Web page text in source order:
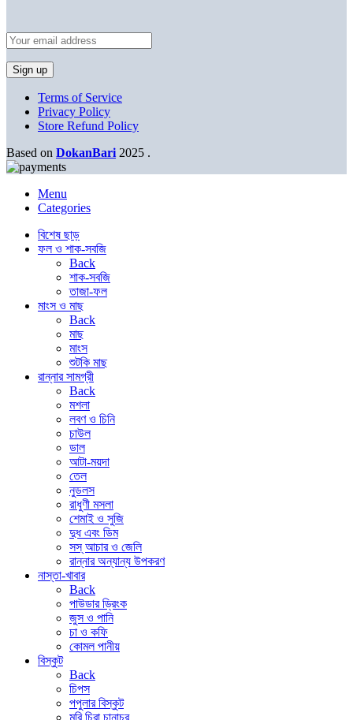
Terms of Service
Privacy Policy
Store Refund Policy
Based on DokanBari 2025 .
Menu
Categories
বিশেষ ছাড়
ফল ও শাক-সবজি
Back
শাক-সবজি
তাজা-ফল
মাংস ও মাছ
Back
মাছ
মাংস
শুটকি মাছ
রান্নার সামগ্রী
Back
মশলা
লবণ ও চিনি
চাউল
ডাল
আটা-ময়দা
তেল
নুডলস
রাধুণী মসলা
শেমাই ও সুজি
দুধ এবং ডিম
সস্ আচার ও জেলি
রান্নার অন্যান্য উপকরণ
নাস্তা-খাবার
Back
পাউডার ড্রিংক
জুস ও পানি
চা ও কফি
কোমল পানীয়
বিস্কুট
Back
চিপস
পপুলার বিস্কুট
মুরি চিরা চানাচুর